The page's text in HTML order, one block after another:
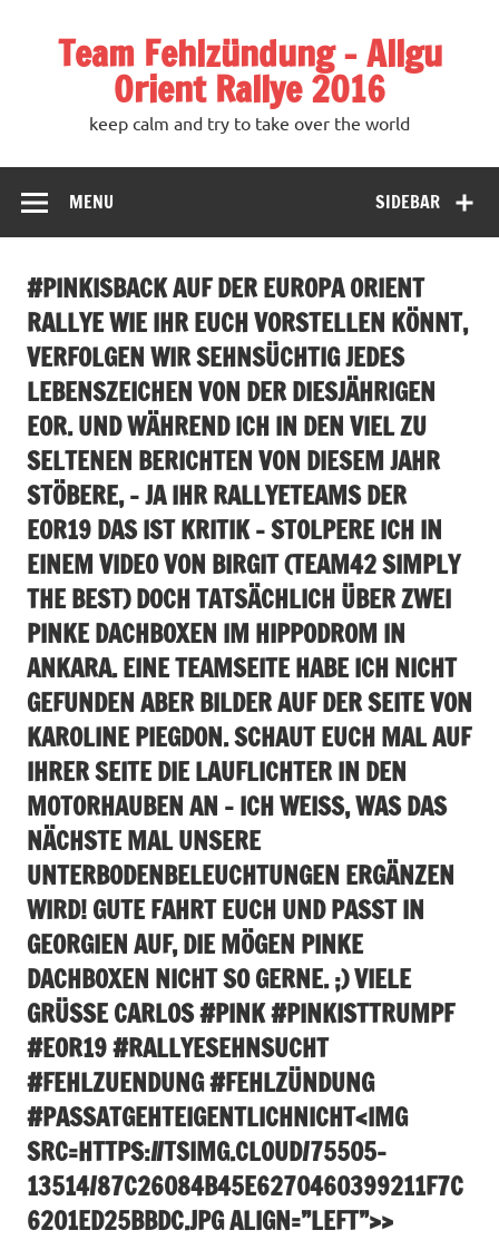
Team Fehlzündung – Allgu
Orient Rallye 2016
keep calm and try to take over the world
SIDEBAR
MENU
#PINKISBACK AUF DER EUROPA ORIENT
RALLYE WIE IHR EUCH VORSTELLEN KÖNNT,
VERFOLGEN WIR SEHNSÜCHTIG JEDES
LEBENSZEICHEN VON DER DIESJÄHRIGEN
EOR. UND WÄHREND ICH IN DEN VIEL ZU
SELTENEN BERICHTEN VON DIESEM JAHR
STÖBERE, – JA IHR RALLYETEAMS DER
EOR19 DAS IST KRITIK – STOLPERE ICH IN
EINEM VIDEO VON BIRGIT (TEAM42 SIMPLY
THE BEST)​ DOCH TATSÄCHLICH ÜBER ZWEI
PINKE DACHBOXEN IM HIPPODROM IN
ANKARA. EINE TEAMSEITE HABE ICH NICHT
GEFUNDEN ABER BILDER AUF DER SEITE VON
KAROLINE PIEGDON​. SCHAUT EUCH MAL AUF
IHRER SEITE DIE LAUFLICHTER IN DEN
MOTORHAUBEN AN – ICH WEISS, WAS DAS N
ÄCHSTE MAL UNSERE U
NTERBODENBELEUCHTUNGEN ERGÄNZEN W
IRD! GUTE FAHRT EUCH UND PASST IN G
EORGIEN AUF, DIE MÖGEN PINKE D
ACHBOXEN NICHT SO GERNE. ;) VIELE G
RÜSSE CARLOS #PINK #PINKISTTRUMPF #E
OR19 #RALLYESEHNSUCHT #F
EHLZUENDUNG #FEHLZÜNDUNG #P
ASSATGEHTEIGENTLICHNICHT<IMG SR
C=HTTPS://TSIMG.CLOUD/75505-13
514/87C26084B45E6270460399211F7C62
01ED25BBDC.JPG ALIGN=”LEFT”>>